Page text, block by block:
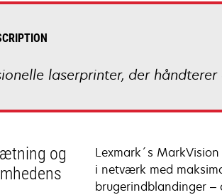
laserprinter, der
og
Lexmark´s
i netværk med
brugerindblandinger